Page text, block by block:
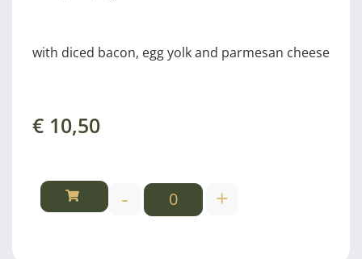
with diced bacon, egg yolk and parmesan cheese
€ 10,50
- +